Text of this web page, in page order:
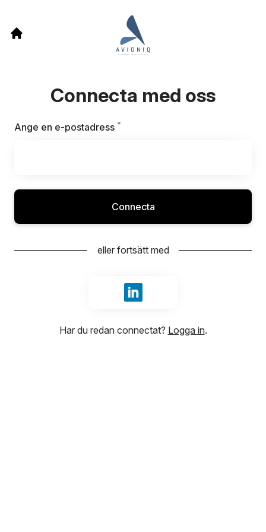
Connecta med oss
Ange en e-postadress *
Connecta
eller fortsätt med
Logga in med LinkedIn
Har du redan connectat? Logga in.